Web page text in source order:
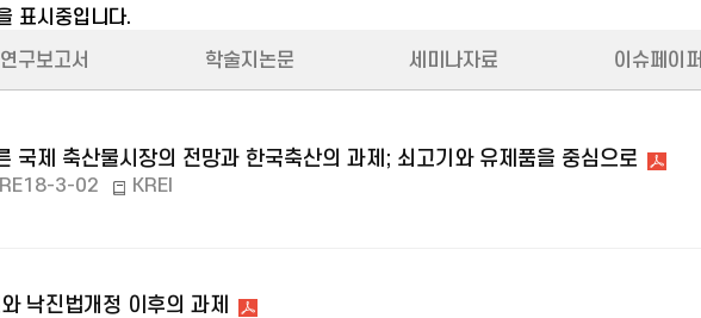
표시중입니다.
연구보고서 학술지논문 세미나자료 이슈페이퍼
국제 축산물시장의 전망과 한국축산의 과제; 쇠고기와 유제품을 중심으로
RE18-3-02 KREI
낙진법개정 이후의 과제